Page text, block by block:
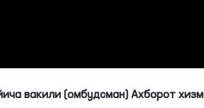
вакили (омбудсман) Ахборот